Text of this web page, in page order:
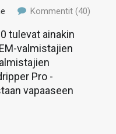
Kommentit (40)
tulevat ainakin
valmistajien
Pro -
vapaaseen